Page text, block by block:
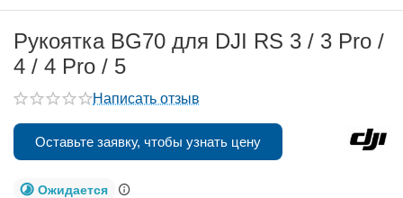
Рукоятка BG70 для DJI RS 3 / 3 Pro /
4 / 4 Pro / 5
Написать отзыв
Оставьте заявку, чтобы узнать цену
Ожидается